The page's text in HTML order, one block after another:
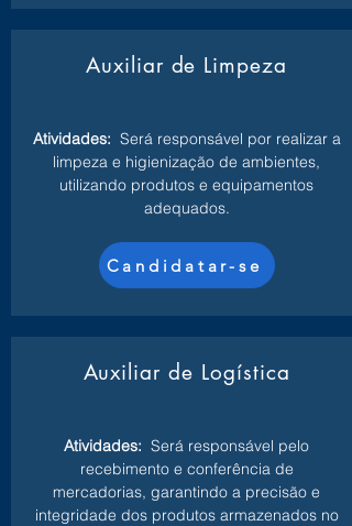
Auxiliar de Limpeza
Atividades: Será responsável por realizar a
limpeza e higienização de ambientes,
utilizando produtos e equipamentos
adequados.
Candidatar-se
Auxiliar de Logística
Atividades: Será responsável pelo
recebimento e conferência de
mercadorias, garantindo a precisão e
integridade dos produtos armazenados no